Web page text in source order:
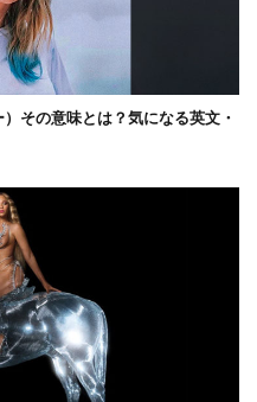
その意味とは？気になる英文・